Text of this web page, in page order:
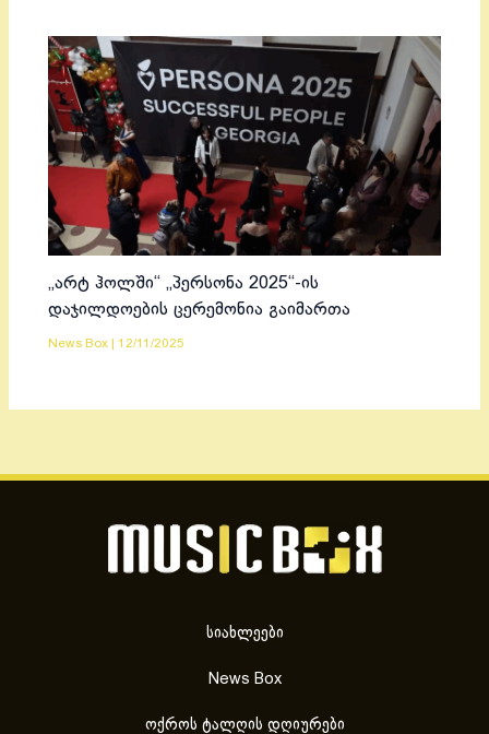
„არტ ჰოლში“ „პერსონა 2025“-ის
დაჯილდოების ცერემონია გაიმართა
News Box |12/11/2025
სიახლეები
News Box
ოქროს ტალღის დღიურები